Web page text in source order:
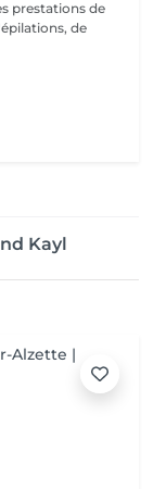
prestations de
de
Kayl